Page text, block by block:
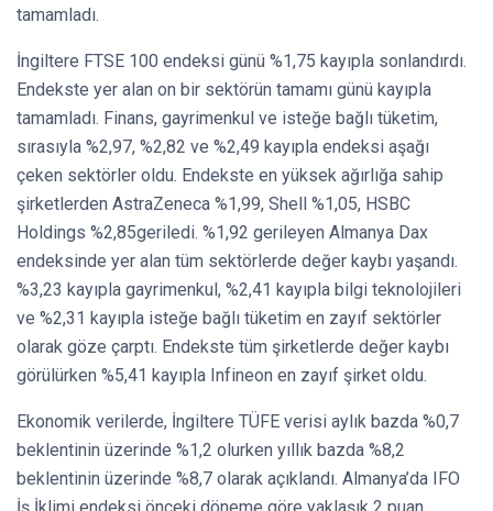
tamamladı.
İngiltere FTSE 100 endeksi günü %1,75 kayıpla sonlandırdı.
Endekste yer alan on bir sektörün tamamı günü kayıpla
tamamladı. Finans, gayrimenkul ve isteğe bağlı tüketim,
sırasıyla %2,97, %2,82 ve %2,49 kayıpla endeksi aşağı
çeken sektörler oldu. Endekste en yüksek ağırlığa sahip
şirketlerden AstraZeneca %1,99, Shell %1,05, HSBC
Holdings %2,85geriledi. %1,92 gerileyen Almanya Dax
endeksinde yer alan tüm sektörlerde değer kaybı yaşandı.
%3,23 kayıpla gayrimenkul, %2,41 kayıpla bilgi teknolojileri
ve %2,31 kayıpla isteğe bağlı tüketim en zayıf sektörler
olarak göze çarptı. Endekste tüm şirketlerde değer kaybı
görülürken %5,41 kayıpla Infineon en zayıf şirket oldu.
Ekonomik verilerde, İngiltere TÜFE verisi aylık bazda %0,7
beklentinin üzerinde %1,2 olurken yıllık bazda %8,2
beklentinin üzerinde %8,7 olarak açıklandı. Almanya’da IFO